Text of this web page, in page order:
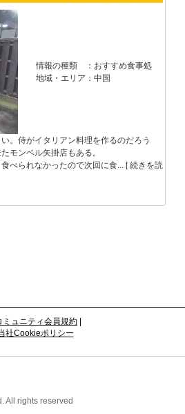
情報の種類 ： おすすめ食事処
地域・エリア ： 中国
。侍がイタリアン料理を作るのだろう
モンベル矢掛店もある。
べられなかったので次回に食... [ 続きを読
ミュニティ会員規約
社Cookieポリシー
All rights reserved